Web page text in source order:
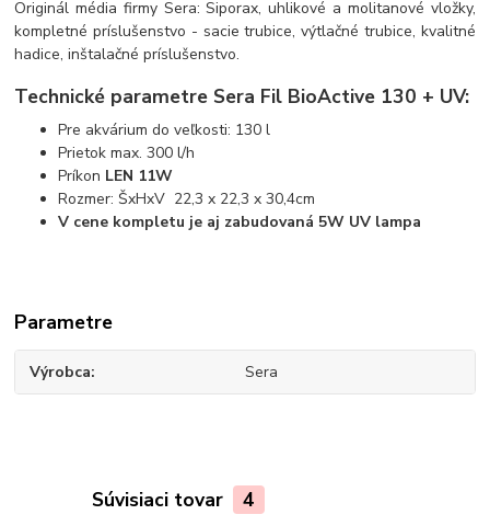
Originál média firmy Sera: Siporax, uhlikové a molitanové vložky,
kompletné príslušenstvo - sacie trubice, výtlačné trubice, kvalitné
hadice, inštalačné príslušenstvo.
Technické parametre Sera Fil BioActive 130 + UV:
Pre akvárium do veľkosti: 130 l
Prietok max. 300 l/h
Príkon LEN 11W
Rozmer: ŠxHxV 22,3 x 22,3 x 30,4cm
V cene kompletu je aj zabudovaná 5W UV lampa
Parametre
Výrobca Sera
Súvisiaci tovar 4